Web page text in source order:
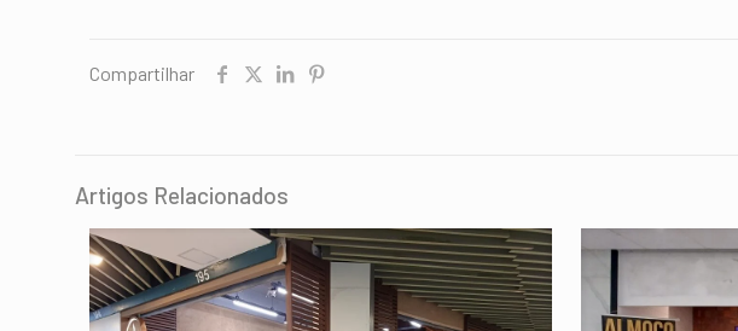
Compartilhar
Artigos Relacionados